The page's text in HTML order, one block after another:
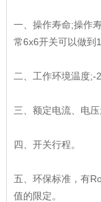
一、操作寿命;操作
常6x6开关可以做到
二、工作环境温度;-
三、额定电流、电
四、开关行程。
五、环保标准，有
值的限定。